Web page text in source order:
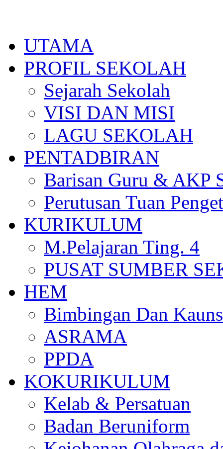
UTAMA
PROFIL SEKOLAH
Sejarah Sekolah
VISI DAN MISI
LAGU SEKOLAH
PENTADBIRAN
Barisan Guru & AKP
Perutusan Tuan
KURIKULUM
M.Pelajaran Ting. 4
PUSAT SUMBER
HEM
Bimbingan Dan
ASRAMA
PPDA
KOKURIKULUM
Kelab & Persatuan
Badan Beruniform